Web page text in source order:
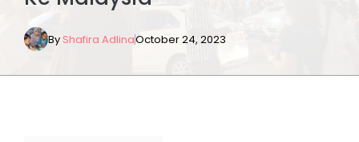
By Shafira AdlinaOctober 24, 2023